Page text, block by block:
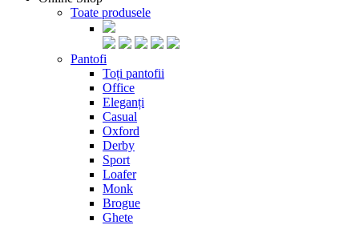
Toate produsele
Pantofi
Toți pantofii
Office
Eleganți
Casual
Oxford
Derby
Sport
Loafer
Monk
Brogue
Ghete